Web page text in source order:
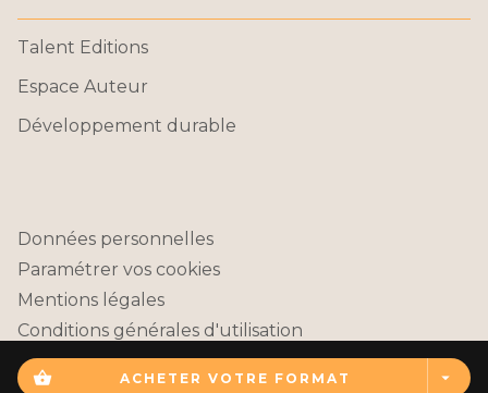
shopping_basket ACHETER VOTRE FORMAT arrow_drop_down
Talent Editions
Espace Auteur
Développement durable
Données personnelles
Paramétrer vos cookies
Mentions légales
Conditions générales d'utilisation
Charte de référencement